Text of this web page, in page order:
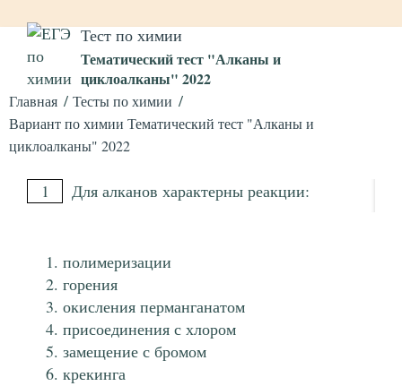
Тест по химии
Тематический тест "Алканы и
циклоалканы" 2022
Главная
Тесты по химии
Вариант по химии Тематический тест "Алканы и
циклоалканы" 2022
1 Для алканов характерны реакции:
полимеризации
горения
окисления перманганатом
присоединения с хлором
замещение с бромом
крекинга